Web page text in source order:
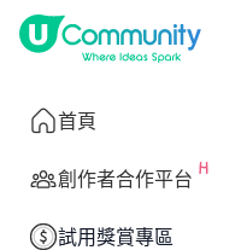
首頁
創作者合作平台
試用獎賞專區